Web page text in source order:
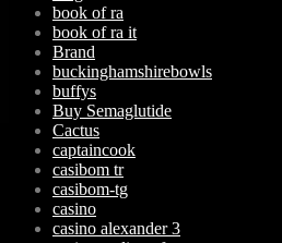
book of ra
book of ra it
Brand
buckinghamshirebowls
buffys
Buy Semaglutide
Cactus
captaincook
casibom tr
casibom-tg
casino
casino alexander 3